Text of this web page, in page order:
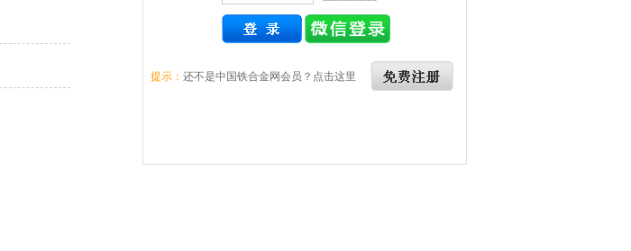
提示： 还不是中国铁合金网会员？点击这里